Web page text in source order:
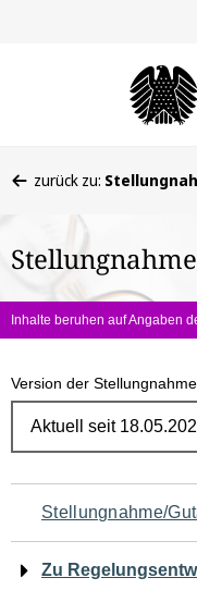
befinden
hier:
zurück zu:
Inhalte beruhen auf Angaben
Version der
Navigation
für
Stellungnahme/
Zu